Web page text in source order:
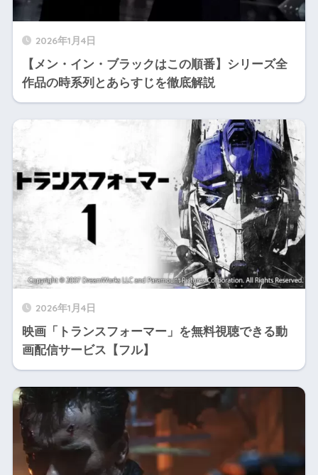
2026年1月4日
【メン・イン・ブラックはこの順番】シリーズ全
作品の時系列とあらすじを徹底解説
2026年1月4日
映画「トランスフォーマー」を無料視聴できる動
画配信サービス【フル】